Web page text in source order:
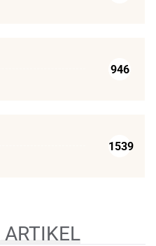
946
1539
ARTIKEL